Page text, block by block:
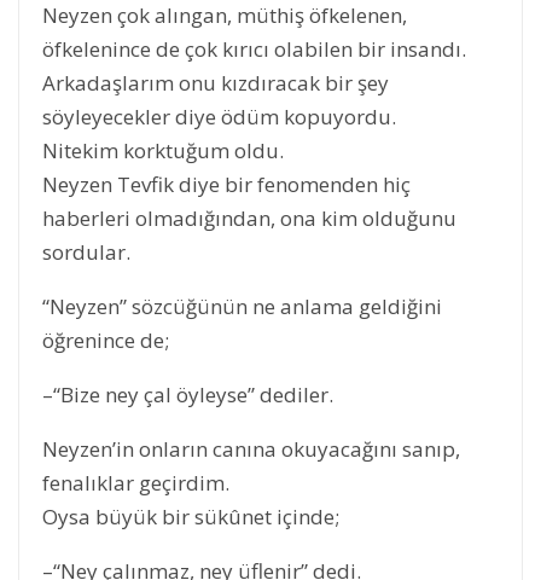
Neyzen çok alıngan, müthiş öfkelenen,
öfkelenince de çok kırıcı olabilen bir insandı.
Arkadaşlarım onu kızdıracak bir şey
söyleyecekler diye ödüm kopuyordu.
Nitekim korktuğum oldu.
Neyzen Tevfik diye bir fenomenden hiç
haberleri olmadığından, ona kim olduğunu
sordular.
“Neyzen” sözcüğünün ne anlama geldiğini
öğrenince de;
–“Bize ney çal öyleyse” dediler.
Neyzen’in onların canına okuyacağını sanıp,
fenalıklar geçirdim.
Oysa büyük bir sükûnet içinde;
–“Ney çalınmaz, ney üflenir” dedi.